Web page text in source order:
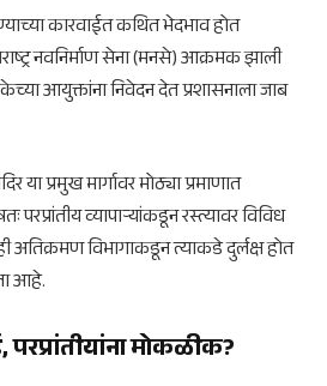
कारवाईत कथित भेदभाव होत
नवनिर्माण सेना (मनसे) आक्रमक झाली
आयुक्तांना निवेदन देत प्रशासनाला जाब
या प्रमुख मार्गावर मोठ्या प्रमाणात
व्यापाऱ्यांकडून रस्त्यावर विविध
अतिक्रमण विभागाकडून त्याकडे दुर्लक्ष होत
आहे.
मोकळीक?